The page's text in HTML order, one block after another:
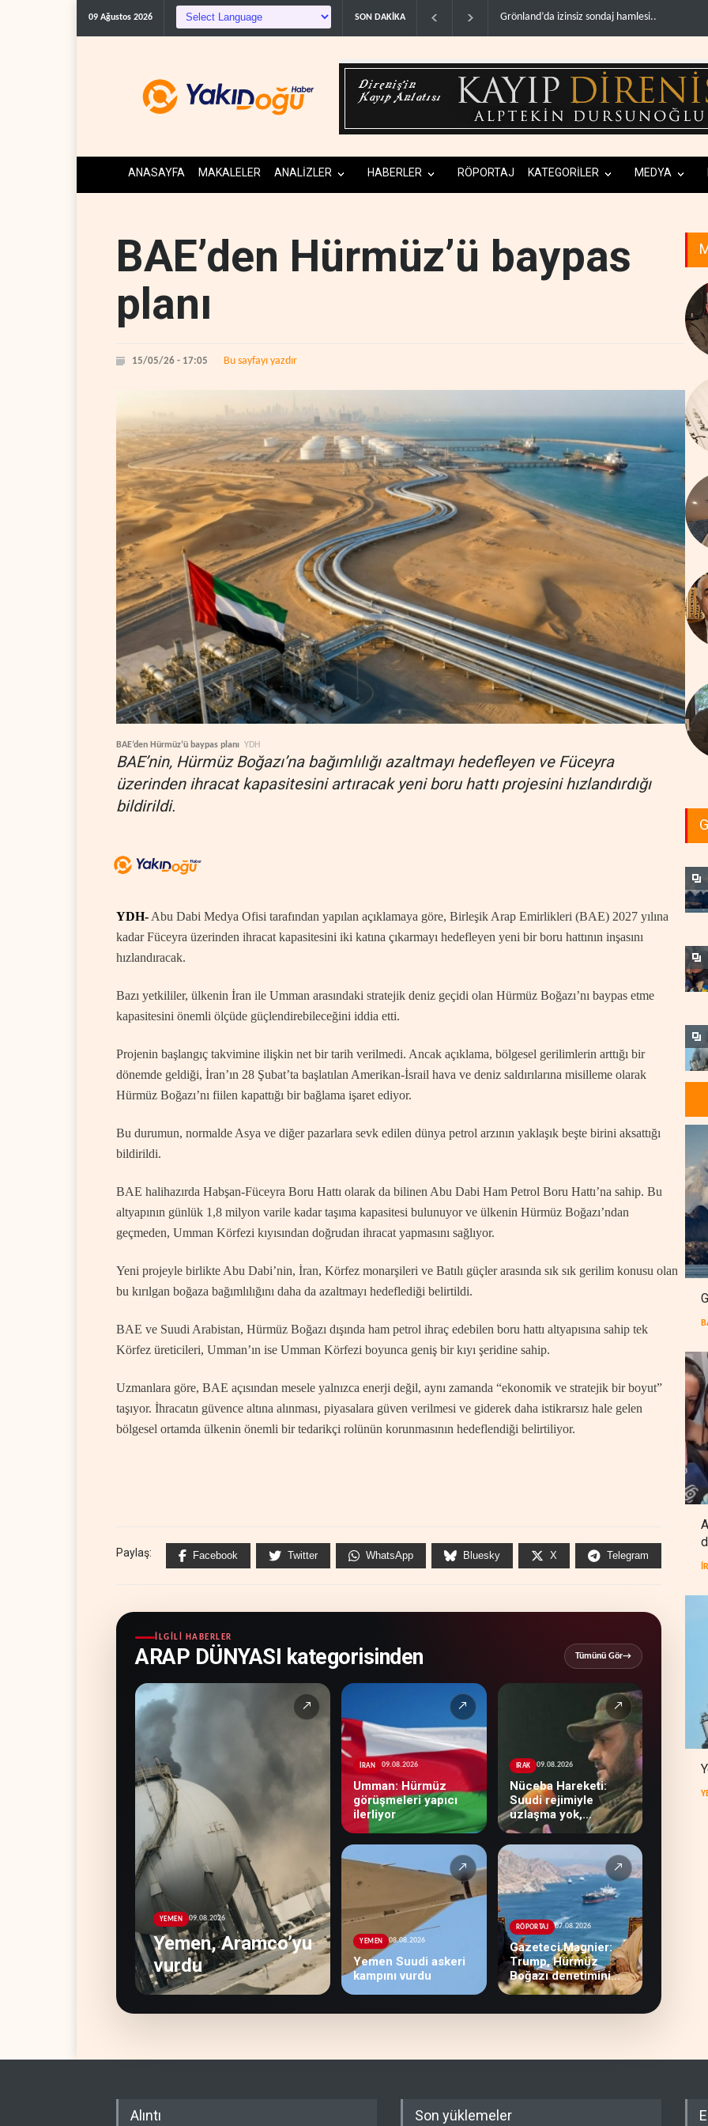
09 Ağustos 2026 SON DAKİKA Arakçi: ‘İran, tüm baskılara rağmen direnişini
ANASAYFA MAKALELER ANALİZLER HABERLER RÖPORTAJ KATEGORİLER MEDYA
BAE’den Hürmüz’ü baypas
planı
15/05/26 - 17:05 Bu sayfayı yazdır
BAE’den Hürmüz’ü baypas planı YDH
BAE’nin, Hürmüz Boğazı’na bağımlılığı azaltmayı hedefleyen ve Füceyra
üzerinden ihracat kapasitesini artıracak yeni boru hattı projesini hızlandırdığı
bildirildi.
YDH- Abu Dabi Medya Ofisi tarafından yapılan açıklamaya göre, Birleşik Arap Emirlikleri (BAE) 2027 yılına
kadar Füceyra üzerinden ihracat kapasitesini iki katına çıkarmayı hedefleyen yeni bir boru hattının inşasını
hızlandıracak.
Bazı yetkililer, ülkenin İran ile Umman arasındaki stratejik deniz geçidi olan Hürmüz Boğazı’nı baypas etme
kapasitesini önemli ölçüde güçlendirebileceğini iddia etti.
Projenin başlangıç takvimine ilişkin net bir tarih verilmedi. Ancak açıklama, bölgesel gerilimlerin arttığı bir
dönemde geldiği, İran’ın 28 Şubat’ta başlatılan Amerikan-İsrail hava ve deniz saldırılarına misilleme olarak
Hürmüz Boğazı’nı fiilen kapattığı bir bağlama işaret ediyor.
Bu durumun, normalde Asya ve diğer pazarlara sevk edilen dünya petrol arzının yaklaşık beşte birini aksattığı
bildirildi.
BAE halihazırda Habşan-Füceyra Boru Hattı olarak da bilinen Abu Dabi Ham Petrol Boru Hattı’na sahip. Bu
altyapının günlük 1,8 milyon varile kadar taşıma kapasitesi bulunuyor ve ülkenin Hürmüz Boğazı’ndan
geçmeden, Umman Körfezi kıyısından doğrudan ihracat yapmasını sağlıyor.
Yeni projeyle birlikte Abu Dabi’nin, İran, Körfez monarşileri ve Batılı güçler arasında sık sık gerilim konusu olan
bu kırılgan boğaza bağımlılığını daha da azaltmayı hedeflediği belirtildi.
BAE ve Suudi Arabistan, Hürmüz Boğazı dışında ham petrol ihraç edebilen boru hattı altyapısına sahip tek
Körfez üreticileri, Umman’ın ise Umman Körfezi boyunca geniş bir kıyı şeridine sahip.
Uzmanlara göre, BAE açısından mesele yalnızca enerji değil, aynı zamanda “ekonomik ve stratejik bir boyut”
taşıyor. İhracatın güvence altına alınması, piyasalara güven verilmesi ve giderek daha istikrarsız hale gelen
bölgesel ortamda ülkenin önemli bir tedarikçi rolünün korunmasının hedeflendiği belirtiliyor.
Paylaş: Facebook Twitter WhatsApp Bluesky X Telegram
İLGILI HABERLER
ARAP DÜNYASI kategorisinden Tümünü Gör→
↗
YEMEN 09.08.2026
Yemen, Aramco’yu
vurdu
↗
İRAN 09.08.2026
Umman: Hürmüz
görüşmeleri yapıcı
ilerliyor
↗
IRAK 09.08.2026
Nüceba Hareketi:
Suudi rejimiyle
uzlaşma yok,
misilleme var
↗
YEMEN 08.08.2026
Yemen Suudi askeri
kampını vurdu
↗
RÖPORTAJ 07.08.2026
Gazeteci Magnier:
Trump, Hürmüz
Boğazı denetimini
doğrudan İran ve
Alıntı Son yüklemeler